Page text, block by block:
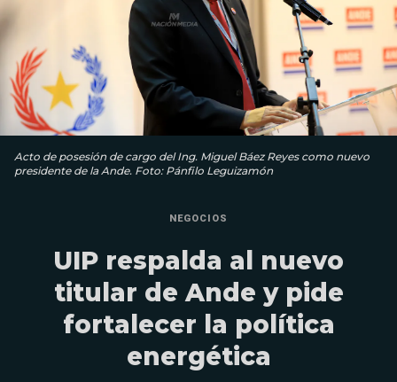
Acto de posesión de cargo del Ing. Miguel Báez Reyes como nuevo
presidente de la Ande. Foto: Pánfilo Leguizamón
NEGOCIOS
UIP respalda al nuevo
titular de Ande y pide
fortalecer la política
energética